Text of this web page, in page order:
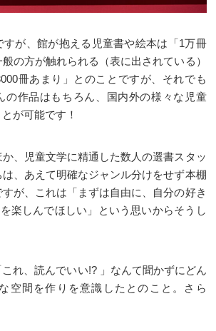
すが、館が抱える児童書や絵本は「1万冊
の方が触れられる（表に出されている）
冊あまり」とのことですが、それでも
の作品はもちろん、国内外の様々な児童
が可能です！
、児童文学に精通した数人の選書スタッ
、あえて明確なジャンル分けをせず本棚
が、これは「まずは自由に、自分の好き
楽しんでほしい」という思いからそうし
れ、読んでいい!? 」なんて聞かずにどん
空間を作りを意識したとのこと。さら